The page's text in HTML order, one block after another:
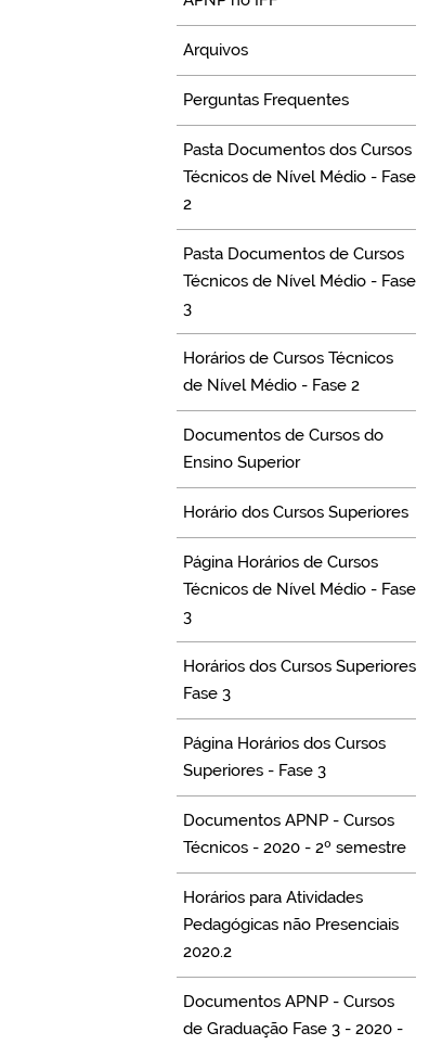
Arquivos
Perguntas Frequentes
Pasta Documentos dos Cursos
Técnicos de Nível Médio - Fase
2
Pasta Documentos de Cursos
Técnicos de Nível Médio - Fase
3
Horários de Cursos Técnicos
de Nível Médio - Fase 2
Documentos de Cursos do
Ensino Superior
Horário dos Cursos Superiores
Página Horários de Cursos
Técnicos de Nível Médio - Fase
3
Horários dos Cursos Superiores
Fase 3
Página Horários dos Cursos
Superiores - Fase 3
Documentos APNP - Cursos
Técnicos - 2020 - 2º semestre
Horários para Atividades
Pedagógicas não Presenciais
2020.2
Documentos APNP - Cursos
de Graduação Fase 3 - 2020 -